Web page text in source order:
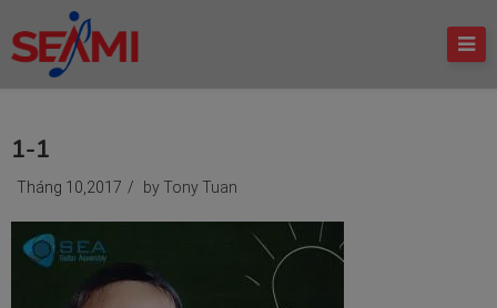
1-1
Tháng 10,2017 / by Tony Tuan